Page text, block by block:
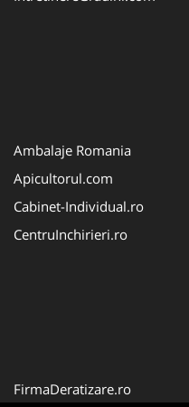
Ambalaje Romania
Apicultorul.com
Cabinet-Individual.ro
CentruInchirieri.ro
FirmaDeratizare.ro